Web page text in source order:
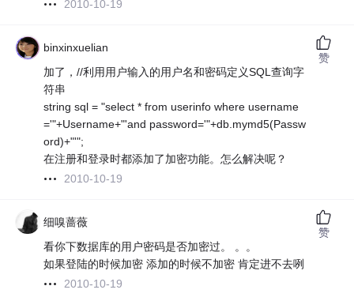
2010-10-19
binxinxuelian
加了，//利用用户输入的用户名和密码定义SQL查询字
符串
string sql = "select * from userinfo where username
='"+Username+"'and password='"+db.mymd5(Passw
ord)+"'";
在注册和登录时都添加了加密功能。怎么解决呢？
2010-10-19
赞
细嗅蔷薇
看你下数据库的用户密码是否加密过。 。。
如果登陆的时候加密 添加的时候不加密 肯定进不去咧
2010-10-19
赞